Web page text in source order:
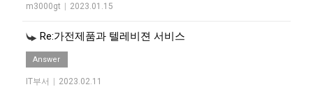
m3000gt | 2023.01.15
Re:가전제품과 텔레비젼 서비스
Answer
IT부서 | 2023.02.11